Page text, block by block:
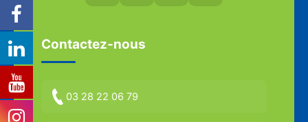
Contactez-nous
03 28 22 06 79